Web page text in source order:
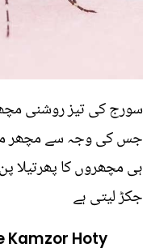
سورج کی تیز روشنی
جس کی وجہ سے مچھر مر
ہی مچھروں کا پھرتیلا
جکڑ لیتی ہے
Kamzor Hoty